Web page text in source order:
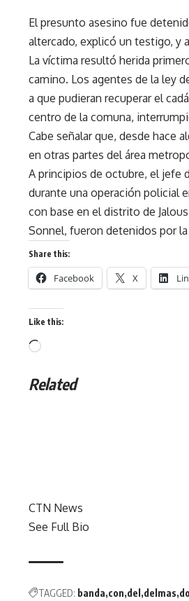
El presunto asesino fue
altercado, explicó un testigo, y
La víctima resultó herida
camino. Los agentes de la ley
a que pudieran recuperar el
centro de la comuna,
Cabe señalar que, desde hace
en otras partes del área
A principios de octubre, el jefe
durante una operación policial
con base en el distrito de
Sonnel, fueron detenidos por
Share this:
Facebook X
Like this:
Loading…
Related
CTN News
See Full Bio
TAGGED: banda con del delmas